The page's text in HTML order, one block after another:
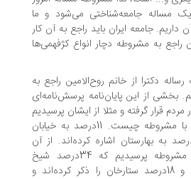
جامعه‌شناختی می‌شود و ما
ایران باید راجع به آن کار
مشروطه دچار انواع کژفهمی‌ها
از خانم روح‌الامین راجع به
از این پایان‌نامه پرسش‌نامه‌ای
گرفته و مثلا از ایشان پرسیدیم
که نقاط تاریخی در ارتباط با مشروطه چیست. 11درصد به خیابان
کردند. 40درصد به بهارستان اشاره کرده‌اند. از آن
جالب‌تر از مهم‌ترین رهبر مشروطه پرسیدیم که 34درصد شیخ
را معرفی کرده‌اند و 18درصد ستارخان را ذکر کرده‌اند و